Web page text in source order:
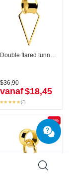
$36,90
vanaf$18,45
(3)
-50%